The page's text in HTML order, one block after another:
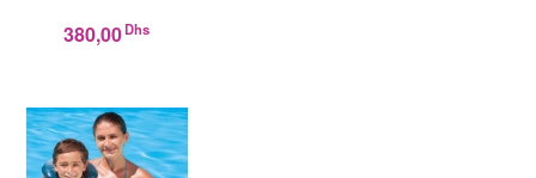
380,00Dhs